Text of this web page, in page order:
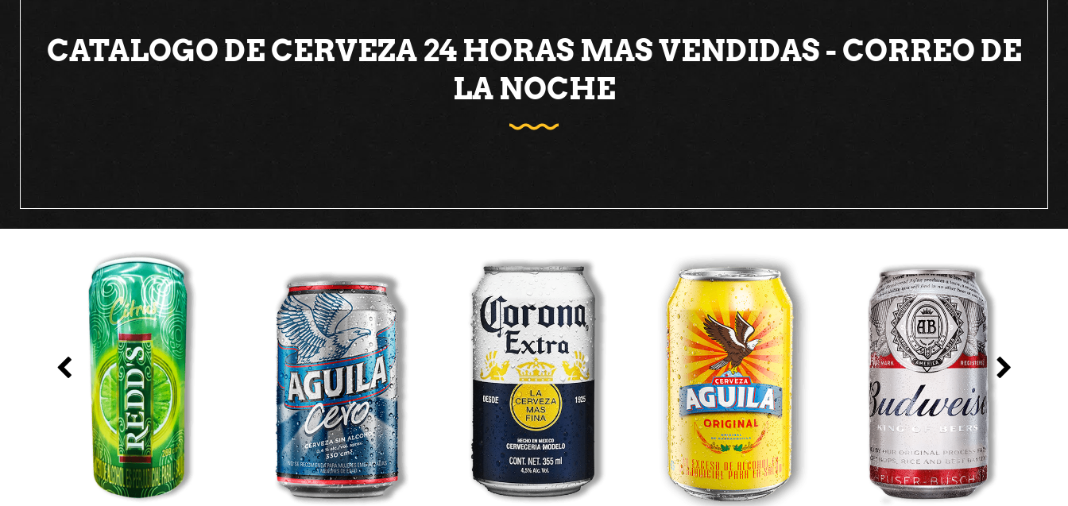
CATALOGO DE CERVEZA 24 HORAS MAS VENDIDAS - CORREO DE
LA NOCHE